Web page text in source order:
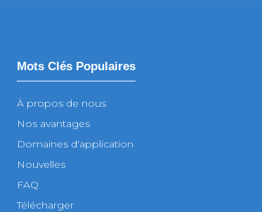
Mots Clés Populaires
À propos de nous
Nos avantages
Domaines d'application
Nouvelles
FAQ
Télécharger